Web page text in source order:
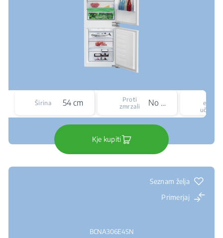
Širina 54 cm
Proti
zmrzali
No Frost
Kje kupiti
Seznam želja
Primerjaj
BCNA306E4SN